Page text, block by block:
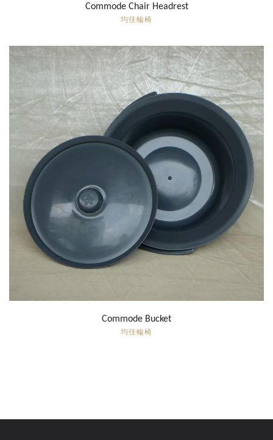
Commode Chair Headrest
均佳輪椅
Commode Bucket
均佳輪椅